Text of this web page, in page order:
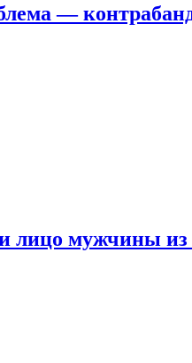
—
лицо мужчины